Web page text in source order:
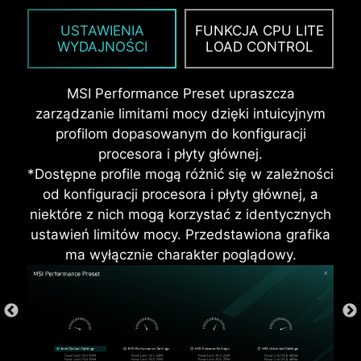
USTAWIENIA
WYDAJNOŚCI
FUNKCJA CPU LITE
LOAD CONTROL
MSI Performance Preset upraszcza
zarządzanie limitami mocy dzięki intuicyjnym
profilom dopasowanym do konfiguracji
procesora i płyty głównej.
*Dostępne profile mogą różnić się w zależności
od konfiguracji procesora i płyty głównej, a
niektóre z nich mogą korzystać z identycznych
ustawień limitów mocy. Przedstawiona grafika
ma wyłącznie charakter poglądowy.
użytkownikom elastyczność w szybkim
znalezieniu idealnej konfiguracji
dostosowanej do ich wymagań i
Oprócz tego, w porównaniu z tradycyjnymi
osłonami, konstrukcja zastosowanej tu osłony
szczegółów można znaleźć na stronie specyfikacji
produktu.